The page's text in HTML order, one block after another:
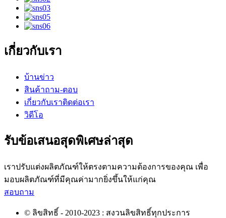
เกี่ยวกับเรา
บ้านข่าว
สินค้าถาม-ตอบ
เกี่ยวกับเราติดต่อเรา
วิดีโอ
รับข้อเสนอสุดพิเศษล่าสุด
เราปรับแต่งผลิตภัณฑ์ให้ตรงตามความต้องการของคุณ เพื่อ
มอบผลิตภัณฑ์ที่มีคุณค่ามากยิ่งขึ้นให้แก่คุณ
สอบถาม
© ลิขสิทธิ์ - 2010-2023 : สงวนลิขสิทธิ์ทุกประการ